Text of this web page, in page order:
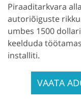
Piraaditarkvara
autoriõiguste
umbes 1500
keelduda
installiti.
VAATA